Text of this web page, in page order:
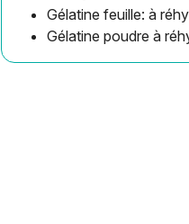
Gélatine feuille: à
Gélatine poudre à